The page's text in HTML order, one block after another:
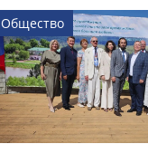
Общество